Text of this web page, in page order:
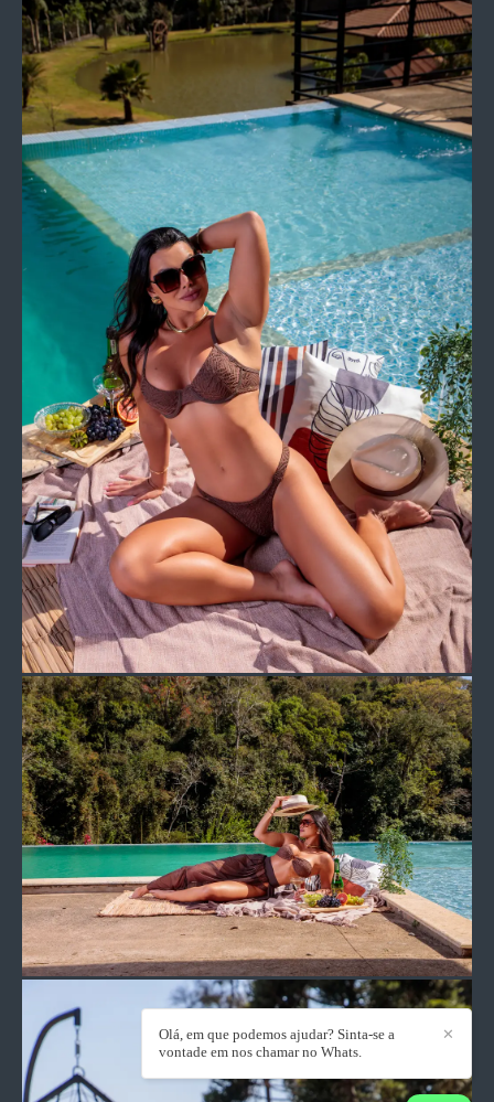
✕
Olá, em que podemos ajudar? Sinta-se a
vontade em nos chamar no Whats.